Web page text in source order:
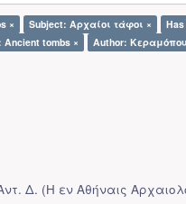
× Subject: Αρχαίοι τάφοι ×
Ancient tombs ×
Author:
Δ. (Η εν Αθήναις